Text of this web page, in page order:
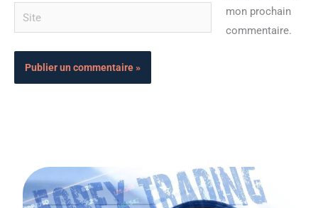
Site
mon prochain
commentaire.